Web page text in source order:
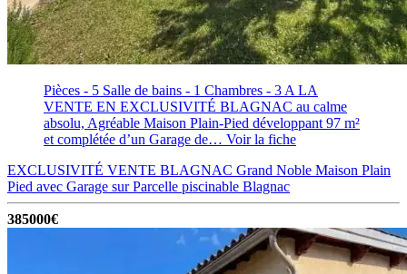
Pièces - 5 Salle de bains - 1 Chambres - 3 A LA
VENTE EN EXCLUSIVITÉ BLAGNAC au calme
absolu, Agréable Maison Plain-Pied développant 97 m²
et complétée d’un Garage de… Voir la fiche
EXCLUSIVITÉ VENTE BLAGNAC Grand Noble Maison Plain
Pied avec Garage sur Parcelle piscinable Blagnac
385000€